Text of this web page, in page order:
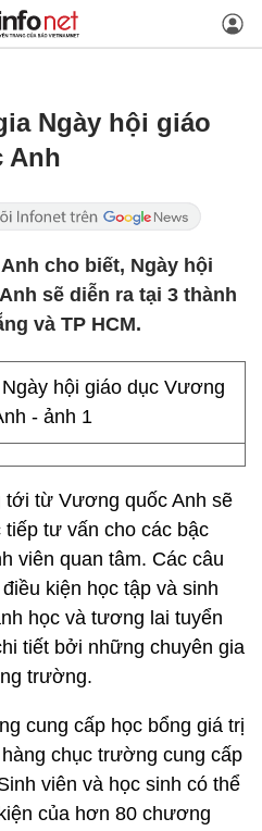
Ngày hội giáo
Anh
cho biết, Ngày hội
sẽ diễn ra tại 3 thành
và TP HCM.
từ Vương quốc Anh sẽ
tư vấn cho các bậc
viên quan tâm. Các câu
kiện học tập và sinh
học và tương lai tuyển
tiết bởi những chuyên gia
trường.
cung cấp học bổng giá trị
chục trường cung cấp
viên và học sinh có thể
của hơn 80 chương